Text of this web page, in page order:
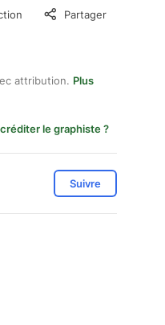
Partager
attribution. Plus
le graphiste ?
Suivre